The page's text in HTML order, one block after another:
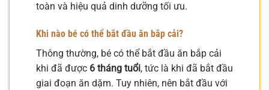
toàn và hiệu quả dinh dưỡng tối ưu.
Khi nào bé có thể bắt đầu ăn bắp cải?
Thông thường, bé có thể bắt đầu ăn bắp cải
khi đã được 6 tháng tuổi, tức là khi đã bắt đầu
giai đoạn ăn dặm. Tuy nhiên, nên bắt đầu với